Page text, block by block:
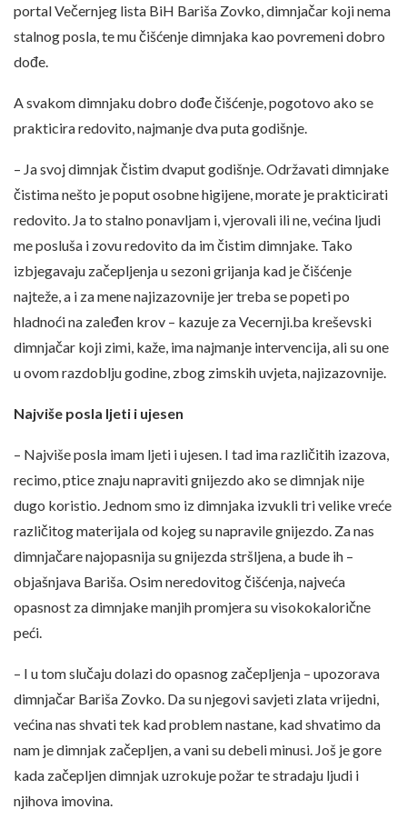
portal Večernjeg lista BiH Bariša Zovko, dimnjačar koji nema
stalnog posla, te mu čišćenje dimnjaka kao povremeni dobro
dođe.
A svakom dimnjaku dobro dođe čišćenje, pogotovo ako se
prakticira redovito, najmanje dva puta godišnje.
– Ja svoj dimnjak čistim dvaput godišnje. Održavati dimnjake
čistima nešto je poput osobne higijene, morate je prakticirati
redovito. Ja to stalno ponavljam i, vjerovali ili ne, većina ljudi
me posluša i zovu redovito da im čistim dimnjake. Tako
izbjegavaju začepljenja u sezoni grijanja kad je čišćenje
najteže, a i za mene najizazovnije jer treba se popeti po
hladnoći na zaleđen krov – kazuje za Vecernji.ba kreševski
dimnjačar koji zimi, kaže, ima najmanje intervencija, ali su one
u ovom razdoblju godine, zbog zimskih uvjeta, najizazovnije.
Najviše posla ljeti i ujesen
– Najviše posla imam ljeti i ujesen. I tad ima različitih izazova,
recimo, ptice znaju napraviti gnijezdo ako se dimnjak nije
dugo koristio. Jednom smo iz dimnjaka izvukli tri velike vreće
različitog materijala od kojeg su napravile gnijezdo. Za nas
dimnjačare najopasnija su gnijezda stršljena, a bude ih –
objašnjava Bariša. Osim neredovitog čišćenja, najveća
opasnost za dimnjake manjih promjera su visokokalorične
peći.
– I u tom slučaju dolazi do opasnog začepljenja – upozorava
dimnjačar Bariša Zovko. Da su njegovi savjeti zlata vrijedni,
većina nas shvati tek kad problem nastane, kad shvatimo da
nam je dimnjak začepljen, a vani su debeli minusi. Još je gore
kada začepljen dimnjak uzrokuje požar te stradaju ljudi i
njihova imovina.